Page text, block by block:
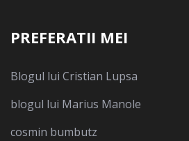
PREFERATII MEI
Blogul lui Cristian Lupsa
blogul lui Marius Manole
cosmin bumbutz